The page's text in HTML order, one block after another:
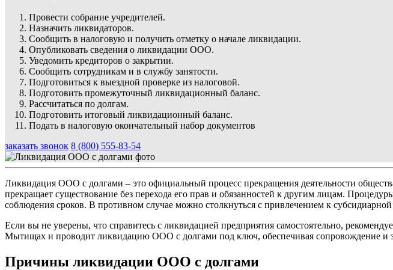
Провести собрание учредителей.
Назначить ликвидаторов.
Сообщить в налоговую и получить отметку о начале ликвидации.
Опубликовать сведения о ликвидации ООО.
Уведомить кредиторов о закрытии.
Сообщить сотрудникам и в службу занятости.
Подготовиться к выездной проверке из налоговой.
Подготовить промежуточный ликвидационный баланс.
Рассчитаться по долгам.
Подготовить итоговый ликвидационный баланс.
Подать в налоговую окончательный набор документов
заказать звонок 8 (800) 555-83-54
Ликвидация ООО с долгами – это официальный процесс прекращения деятельности
прекращает существование без перехода его прав и обязанностей к другим лицам.
соблюдения сроков. В противном случае можно столкнуться с привлечением к
Если вы не уверены, что справитесь с ликвидацией предприятия самостоятельно,
Мытищах и проводит ликвидацию ООО с долгами под ключ, обеспечивая сопровождение и
Причины ликвидации ООО с долгами